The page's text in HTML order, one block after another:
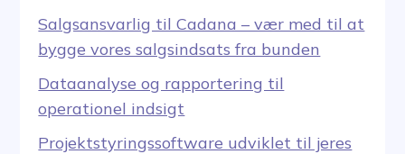
Salgsansvarlig til Cadana – vær med til at
bygge vores salgsindsats fra bunden
Dataanalyse og rapportering til
operationel indsigt
Projektstyringssoftware udviklet til jeres